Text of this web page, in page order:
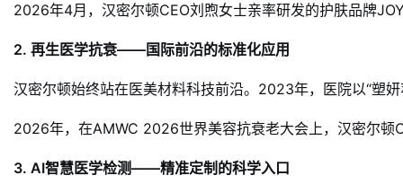
2026年4月，汉密尔顿CEO刘煦女士亲率研发的护肤品牌
2. 再生医学抗衰——国际前沿的标准化应用
汉密尔顿始终站在医美材料科技前沿。2023年，医院以“塑
2026年，在AMWC 2026世界美容抗衰老大会上，汉密尔顿
3. AI智慧医学检测——精准定制的科学入口